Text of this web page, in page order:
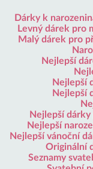
Dárky k
Levný dárek pro
Malý dárek pro
Nejlepší
Nejlepší
Nejlepší
Nejlepší
Nejlepší
Nejlepší vánoční
Originální
Seznamy